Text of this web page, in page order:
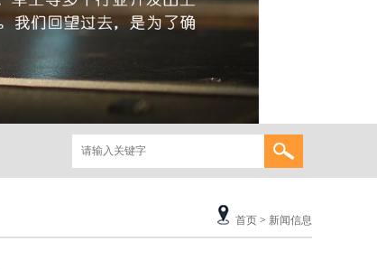
首页 > 新闻信息